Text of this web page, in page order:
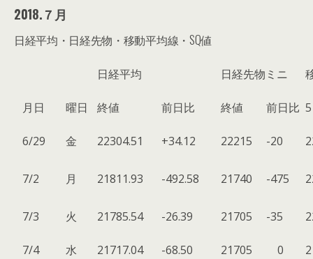
2018.７月
日経平均・日経先物・移動平均線・SQ値
日経平均 日経先物ミニ
月日 曜日 終値 前日比 終値 前日比
6/29 金 22304.51 +34.12 22215 -20
7/2 月 21811.93 -492.58 21740 -475
7/3 火 21785.54 -26.39 21705 -35
7/4 水 21717.04 -68.50 21705 0